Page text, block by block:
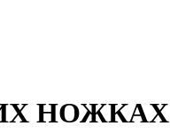
НОЖКАХ